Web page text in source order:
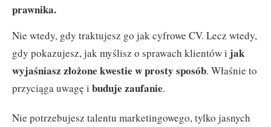
prawnika.
Nie wtedy, gdy traktujesz go jak cyfrowe CV. Lecz wtedy,
gdy pokazujesz, jak myślisz o sprawach klientów i jak
wyjaśniasz złożone kwestie w prosty sposób. Właśnie to
przyciąga uwagę i buduje zaufanie.
Nie potrzebujesz talentu marketingowego, tylko jasnych